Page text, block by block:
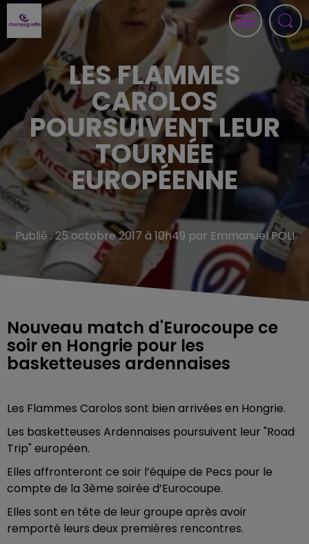
LES FLAMMES
CAROLOS
POURSUIVENT LEUR
TOURNÉE
EUROPÉENNE
Publié : 25 octobre 2017 à 10h49 par Emmanuel POLI
Nouveau match d'Eurocoupe ce
soir en Hongrie pour les
basketteuses ardennaises
Les Flammes Carolos sont bien arrivées en Hongrie.
Les basketteuses Ardennaises poursuivent leur "Road
Trip" européen.
Elles affronteront ce soir l’équipe de Pecs pour le
compte de la 3ème soirée d’Eurocoupe.
Elles sont en tête de leur groupe après avoir
remporté leurs deux premières rencontres.